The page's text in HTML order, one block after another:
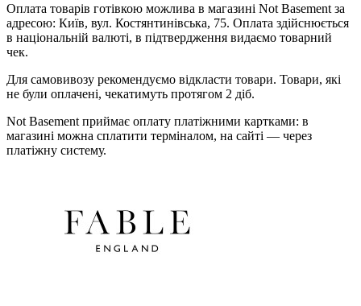
Оплата товарів готівкою можлива в магазині Not Basement за
адресою: Київ, вул. Костянтинівська, 75. Оплата здійснюється
в національній валюті, в підтвердження видаємо товарний
чек.
Для самовивозу рекомендуємо відкласти товари. Товари, які
не були оплачені, чекатимуть протягом 2 діб.
Not Basement приймає оплату платіжними картками: в
магазині можна сплатити терміналом, на сайті — через
платіжну систему.